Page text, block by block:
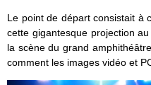
Le point de départ consistait à
cette gigantesque projection
la scène du grand
comment les images vidéo et